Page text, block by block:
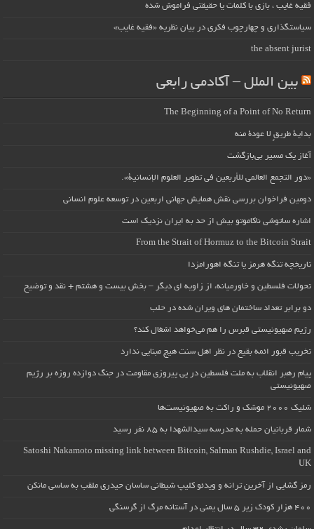
فقیه غایب ، بازی با کلمات یا حقیقتی فراموش شده
سیاستگذاری و چهارچوب فکری در بیان نظریه «فقیه غایب»
the absent jurist
بین الملل – آکادمی رابعی
The Beginning of a Point of No Return
بداية طريقٍ لا عودة منه
آغاز یک مسیر بی‌بازگشت
«دور التجمع العالمي للأربعين في تطوير العلوم الإنسانية».
دومین فراخوان بررسی نقش همایش جهانی اربعین در توسعه علوم انسانی
اشاره ساتوشی ناکاموتو بیش از حد به ایران نزدیک است
From the Strait of Hormuz to the Bitcoin Strait
تاریخچه تنگه هرمز یا تنگه اهورامزدا
تحولات فلسطین و خاورمیانه، از زاویه ای دیگر – بخش بیست و هشتم + نقد و توضیح
دو برابر تعداد ساختمان های ویران شده در حلب
رژیم صهیونیستی قبرس را هم می‌خواهد اشغال کند؟
تخریب قبور ائمه بقیع در نظر اهل سنت هیچ مبنایی ندارد
پیام رهبر انقلاب به ملت فلسطین در پی پیروزی مقاومت در جنگ دوازده روزه بر رژیم
صهیونیستی
شلیک ۲۰۰۰ موشک و راکت به صهیونیست‌ها
شمار قربانیان حمله به مدرسه سیدالشهدا به ۸۵ نفر رسید
Satoshi Nakamoto missing link between Bitcoin, Salman Rushdie, Israel and
UK
رمز گشایی از آخرین ترانه و ویدئو کلیپ شیطانی ساسان حیدری ملقب به ساسی مانکن
۴۰۰ هزار کودک زیر ۵ سال یمنی در آستانه مرگ از گرسنگی